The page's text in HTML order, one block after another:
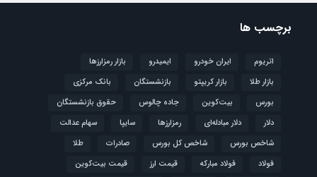
برچسب ها
اتریوم ایران خودرو ایمیدرو
بازار رمزارزها
بازار طلا
بازار کریپتو بازنشستگان
بانک مرکزی
بورس
بیت‌کوین جاده چالوس
حقوق بازنشستگان
دلار
دلار مبادله‌ای رمزارزها سایپا
سهام عدالت
شاخص بورس
شاخص کل بورس صادرات
طلا
فولاد
فولاد مبارکه قیمت ارز
قیمت بیت‌کوین